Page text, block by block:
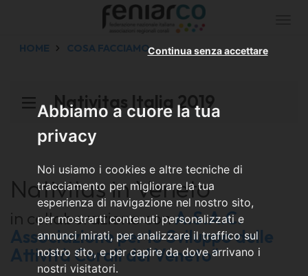
Abbiamo a cuore la tua
privacy
Noi usiamo i cookies e altre tecniche di
tracciamento per migliorare la tua
esperienza di navigazione nel nostro sito,
per mostrarti contenuti personalizzati e
annunci mirati, per analizzare il traffico sul
nostro sito, e per capire da dove arrivano i
nostri visitatori.
Continua senza accettare
HOME COSA FACCIAMO
Nativitas Italia 2019
Nativitas in Veneto
in collaborazione conA.S.A.C.
Associazione per lo Sviluppo delle
Attività Corali del Veneto*